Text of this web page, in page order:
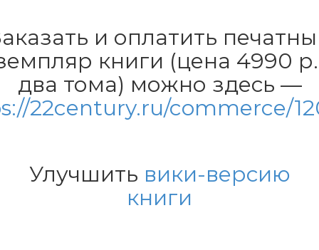
и оплатить
книги (цена 4990
два тома) можно здесь —
22century.ru/commerce/
Улучшить вики-версию
книги